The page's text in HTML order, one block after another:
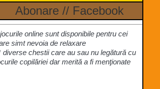
Abonare// Facebook
jocurile online sunt disponibile pentru cei
simt nevoia de relaxare
diverse chestii care au sau nu legătură cu
copilăriei dar merită a fi menţionate